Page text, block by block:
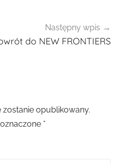
Następny wpis
do NEW FRONTIERS
opublikowany.
*